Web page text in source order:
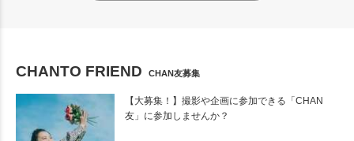
CHANTO FRIEND CHAN友募集
【大募集！】撮影や企画に参加できる「CHAN
友」に参加しませんか？